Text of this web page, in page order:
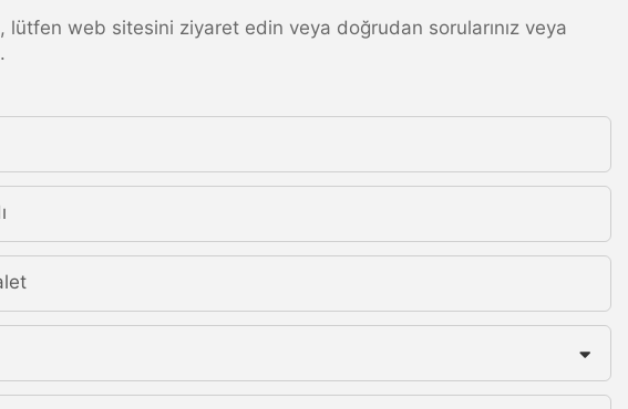
lütfen web sitesini ziyaret edin veya doğrudan sorularınız veya